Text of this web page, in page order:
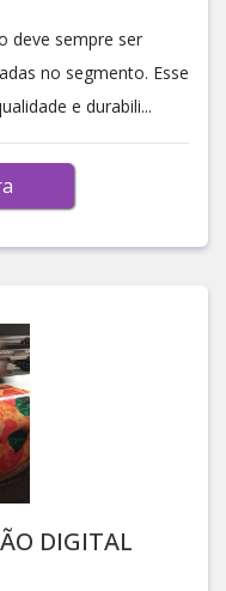
deve sempre ser
no segmento. Esse
e durabili...
DIGITAL